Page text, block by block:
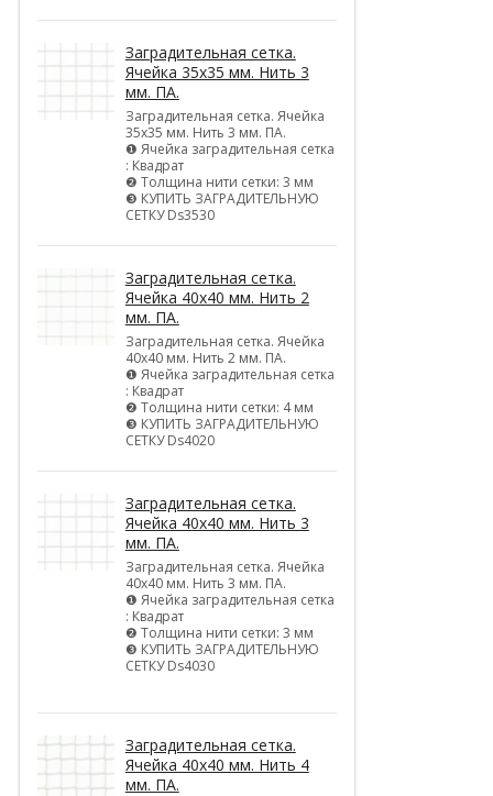
Заградительная сетка.
Ячейка 35х35 мм. Нить 3
мм. ПА.
Заградительная сетка. Ячейка
35х35 мм. Нить 3 мм. ПА.
❶ Ячейка заградительная сетка
: Квадрат
❷ Толщина нити сетки: 3 мм
❸ КУПИТЬ ЗАГРАДИТЕЛЬНУЮ
СЕТКУ Ds3530
Заградительная сетка.
Ячейка 40х40 мм. Нить 2
мм. ПА.
Заградительная сетка. Ячейка
40х40 мм. Нить 2 мм. ПА.
❶ Ячейка заградительная сетка
: Квадрат
❷ Толщина нити сетки: 4 мм
❸ КУПИТЬ ЗАГРАДИТЕЛЬНУЮ
СЕТКУ Ds4020
Заградительная сетка.
Ячейка 40х40 мм. Нить 3
мм. ПА.
Заградительная сетка. Ячейка
40х40 мм. Нить 3 мм. ПА.
❶ Ячейка заградительная сетка
: Квадрат
❷ Толщина нити сетки: 3 мм
❸ КУПИТЬ ЗАГРАДИТЕЛЬНУЮ
СЕТКУ Ds4030
Заградительная сетка.
Ячейка 40х40 мм. Нить 4
мм. ПА.